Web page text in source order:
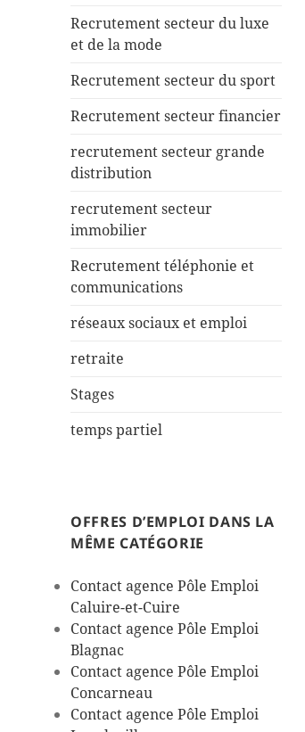
Recrutement secteur du luxe
et de la mode
Recrutement secteur du sport
Recrutement secteur financier
recrutement secteur grande
distribution
recrutement secteur
immobilier
Recrutement téléphonie et
communications
réseaux sociaux et emploi
retraite
Stages
temps partiel
OFFRES D’EMPLOI DANS LA
MÊME CATÉGORIE
Contact agence Pôle Emploi
Caluire-et-Cuire
Contact agence Pôle Emploi
Blagnac
Contact agence Pôle Emploi
Concarneau
Contact agence Pôle Emploi